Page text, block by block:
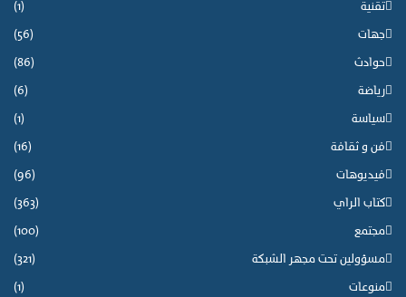
تقنية (1)
جهات (56)
حوادث (86)
رياضة (6)
سياسة (1)
فن و ثقافة (16)
فيديوهات (96)
كتاب الراي (363)
مجتمع (100)
مسؤولين تحت مجهر الشبكة (321)
منوعات (1)